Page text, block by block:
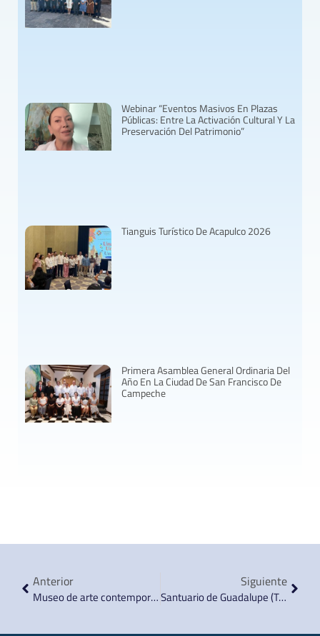
Webinar “Eventos Masivos En Plazas
Públicas: Entre La Activación Cultural Y La
Preservación Del Patrimonio”
Tianguis Turístico De Acapulco 2026
Primera Asamblea General Ordinaria Del
Año En La Ciudad De San Francisco De
Campeche
Anterior
Museo de arte contemporáneo Alfredo Zalce
Siguiente
Santuario de Guadalupe (Templo de San Diego)